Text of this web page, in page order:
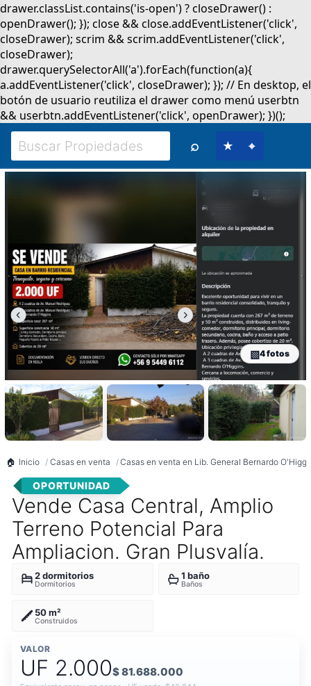
⌕ ★ ⌖
4 fotos
Inicio Casas en venta Casas en venta en Lib. General Bernardo
OPORTUNIDAD
Vende Casa Central, Amplio
Terreno Potencial Para
Ampliacion. Gran Plusvalía.
2 dormitorios
Dormitorios
1 baño
Baños
50 m²
Construidos
VALOR
UF 2.000$ 81.688.000